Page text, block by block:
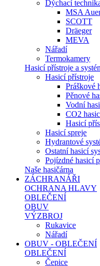
Dýchací
MSA
SCOTT
Dräeger
MEVA
Nářadí
Termokamery
Hasicí přístroje a
Hasicí přístroje
Práškové
Pěnové
Vodní
CO2
Hasicí
Hasicí spreje
Hydrantové
Ostatní hasicí
Pojízdné hasicí
Naše hasičárna
ZÁCHRANÁŘI
OCHRANA HLAVY
OBLEČENÍ
OBUV
VÝZBROJ
Rukavice
Nářadí
OBUV - OBLEČENÍ
OBLEČENÍ
Čepice